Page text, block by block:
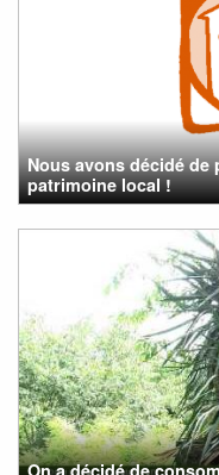
Nous avons décidé
patrimoine local !
On a décidé de